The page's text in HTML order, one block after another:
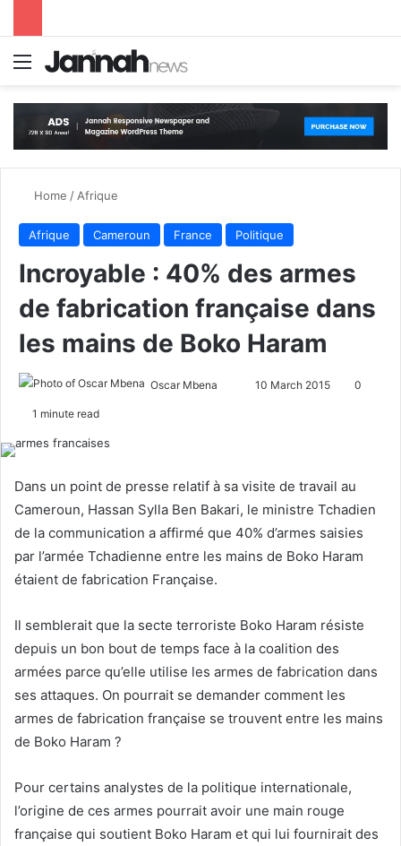
Menu
Home / Afrique
Afrique Cameroun France Politique
Incroyable : 40% des armes
de fabrication française dans
les mains de Boko Haram
Oscar Mbena
n
e
m
a
10 March 2015 0
1 minute read
Dans un point de presse relatif à sa visite de travail au
Cameroun, Hassan Sylla Ben Bakari, le ministre Tchadien
de la communication a affirmé que 40% d’armes saisies
par l’armée Tchadienne entre les mains de Boko Haram
étaient de fabrication Française.
Il semblerait que la secte terroriste Boko Haram résiste
depuis un bon bout de temps face à la coalition des
armées parce qu’elle utilise les armes de fabrication dans
ses attaques. On pourrait se demander comment les
armes de fabrication française se trouvent entre les mains
de Boko Haram ?
Pour certains analystes de la politique internationale,
l’origine de ces armes pourrait avoir une main rouge
française qui soutient Boko Haram et qui lui fournirait des